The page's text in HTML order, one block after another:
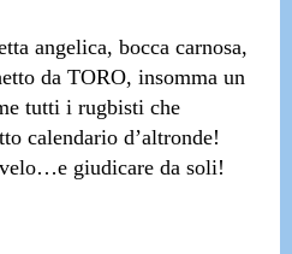
angelica, bocca carnosa,
da TORO, insomma un
tutti i rugbisti che
calendario d’altronde!
giudicare da soli!